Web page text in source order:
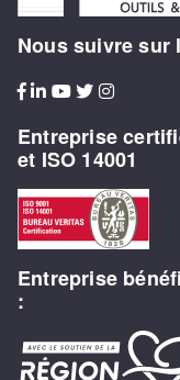
Nous suivre sur
Entreprise
et ISO 14001
Entreprise
: